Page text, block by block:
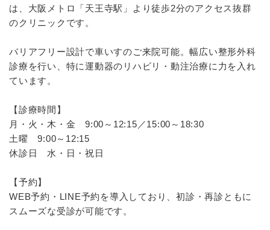
は、大阪メトロ「天王寺駅」より徒歩2分のアクセス抜群
のクリニックです。
バリアフリー設計で車いすのご来院可能。幅広い整形外科
診療を行い、特に運動器のリハビリ・動注治療に力を入れ
ています。
【診療時間】
月・火・木・金 9:00～12:15／15:00～18:30
土曜 9:00～12:15
休診日 水・日・祝日
【予約】
WEB予約・LINE予約を導入しており、初診・再診ともに
スムーズな受診が可能です。